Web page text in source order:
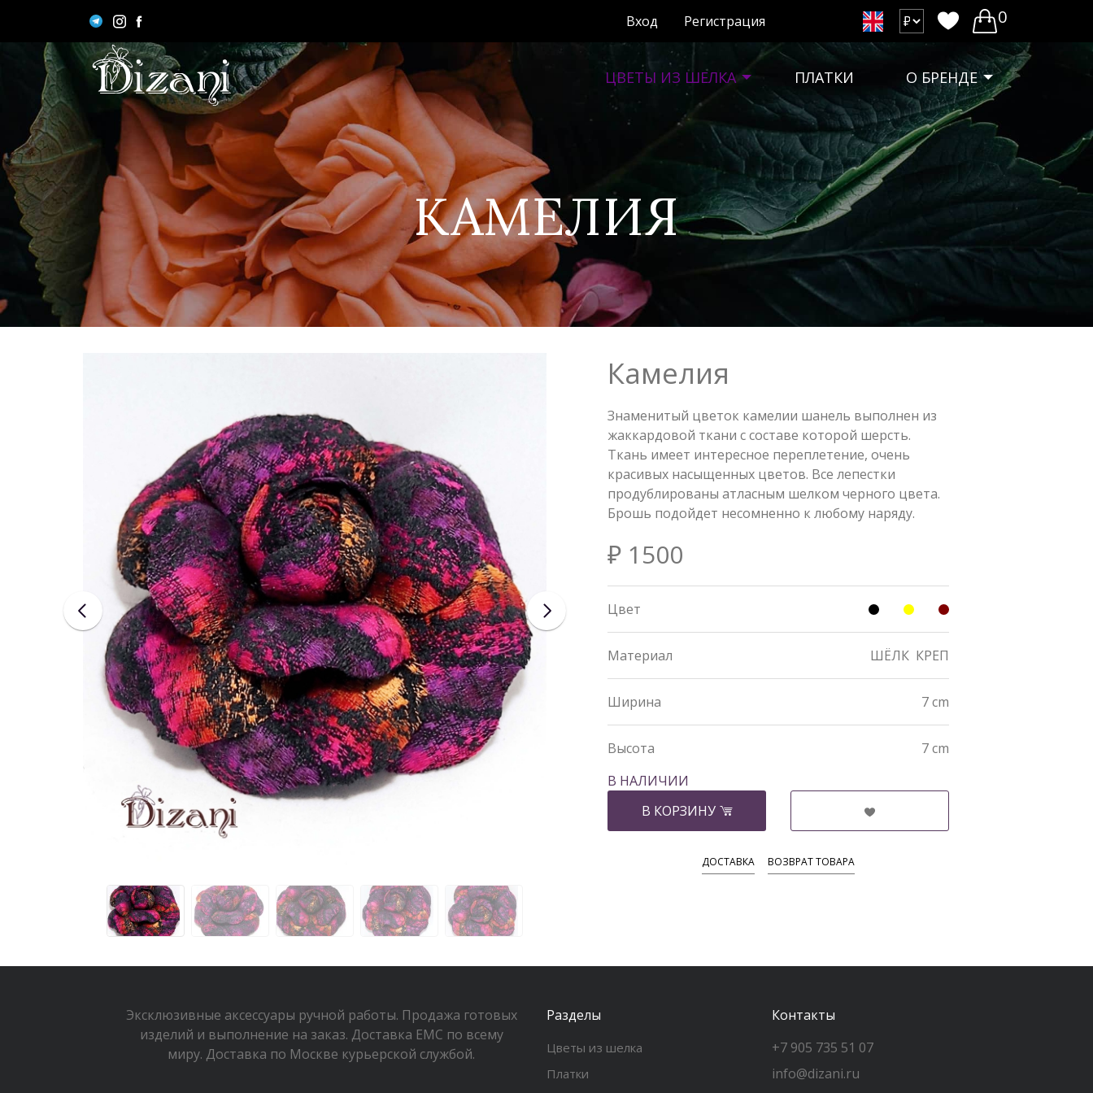
Вход Регистрация 0
ЦВЕТЫ ИЗ ШЕЛКА ПЛАТКИ О БРЕНДЕ
КАМЕЛИЯ
Камелия
Знаменитый цветок камелии шанель выполнен из
жаккардовой ткани с составе которой шерсть.
Ткань имеет интересное переплетение, очень
красивых насыщенных цветов. Все лепестки
продублированы атласным шелком черного цвета.
Брошь подойдет несомненно к любому наряду.
₽ 1500
Цвет
Материал ШЁЛК КРЕП
Ширина 7 cm
Высота
7 cm
В НАЛИЧИИ
В КОРЗИНУ
ДОСТАВКА ВОЗВРАТ ТОВАРА
Эксклюзивные аксессуары ручной работы. Продажа готовых
изделий и выполнение на заказ. Доставка EMC по всему
миру. Доставка по Москве курьерской службой.
Разделы
Цветы из шелка
Платки
Контакты
+7 905 735 51 07
info@dizani.ru
Подпишитесь на наш Telegram канал и
получайте свежие обновления о новых
работах, акциях и скидках!
Подписаться
Позже Не показывать